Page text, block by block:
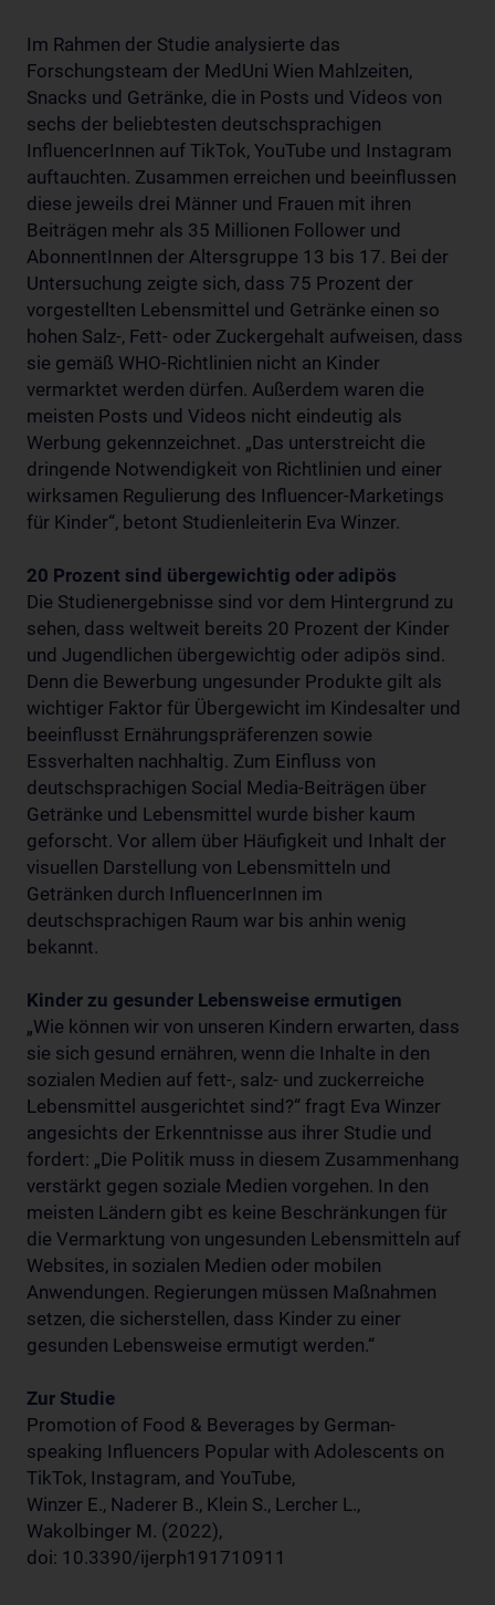
Im Rahmen der Studie analysierte das
Forschungsteam der MedUni Wien Mahlzeiten,
Snacks und Getränke, die in Posts und Videos von
sechs der beliebtesten deutschsprachigen
InfluencerInnen auf TikTok, YouTube und Instagram
auftauchten. Zusammen erreichen und beeinflussen
diese jeweils drei Männer und Frauen mit ihren
Beiträgen mehr als 35 Millionen Follower und
AbonnentInnen der Altersgruppe 13 bis 17. Bei der
Untersuchung zeigte sich, dass 75 Prozent der
vorgestellten Lebensmittel und Getränke einen so
hohen Salz-, Fett- oder Zuckergehalt aufweisen, dass
sie gemäß WHO-Richtlinien nicht an Kinder
vermarktet werden dürfen. Außerdem waren die
meisten Posts und Videos nicht eindeutig als
Werbung gekennzeichnet. „Das unterstreicht die
dringende Notwendigkeit von Richtlinien und einer
wirksamen Regulierung des Influencer-Marketings
für Kinder“, betont Studienleiterin Eva Winzer.
20 Prozent sind übergewichtig oder adipös
Die Studienergebnisse sind vor dem Hintergrund zu
sehen, dass weltweit bereits 20 Prozent der Kinder
und Jugendlichen übergewichtig oder adipös sind.
Denn die Bewerbung ungesunder Produkte gilt als
wichtiger Faktor für Übergewicht im Kindesalter und
beeinflusst Ernährungspräferenzen sowie
Essverhalten nachhaltig. Zum Einfluss von
deutschsprachigen Social Media-Beiträgen über
Getränke und Lebensmittel wurde bisher kaum
geforscht. Vor allem über Häufigkeit und Inhalt der
visuellen Darstellung von Lebensmitteln und
Getränken durch InfluencerInnen im
deutschsprachigen Raum war bis anhin wenig
bekannt.
Kinder zu gesunder Lebensweise ermutigen
„Wie können wir von unseren Kindern erwarten, dass
sie sich gesund ernähren, wenn die Inhalte in den
sozialen Medien auf fett-, salz- und zuckerreiche
Lebensmittel ausgerichtet sind?“ fragt Eva Winzer
angesichts der Erkenntnisse aus ihrer Studie und
fordert: „Die Politik muss in diesem Zusammenhang
verstärkt gegen soziale Medien vorgehen. In den
meisten Ländern gibt es keine Beschränkungen für
die Vermarktung von ungesunden Lebensmitteln auf
Websites, in sozialen Medien oder mobilen
Anwendungen. Regierungen müssen Maßnahmen
setzen, die sicherstellen, dass Kinder zu einer
gesunden Lebensweise ermutigt werden.“
Zur Studie
Promotion of Food & Beverages by German-
speaking Influencers Popular with Adolescents on
TikTok, Instagram, and YouTube,
Winzer E., Naderer B., Klein S., Lercher L.,
Wakolbinger M. (2022),
doi: 10.3390/ijerph191710911